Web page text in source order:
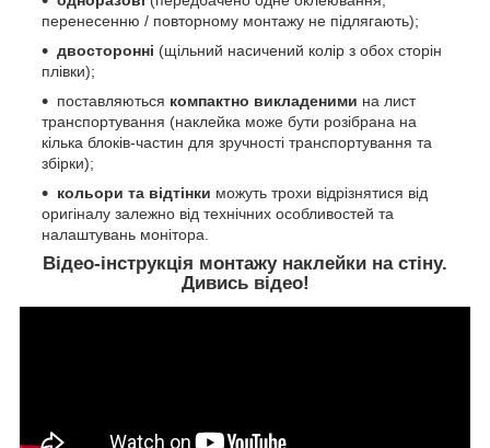
перенесенню / повторному монтажу не підлягають);
двосторонні (щільний насичений колір з обох сторін
плівки);
поставляються компактно викладеними на лист
транспортування (наклейка може бути розібрана на
кілька блоків-частин для зручності транспортування та
збірки);
кольори та відтінки можуть трохи відрізнятися від
оригіналу залежно від технічних особливостей та
налаштувань монітора.
Відео-інструкція монтажу наклейки на стіну.
Дивись відео!